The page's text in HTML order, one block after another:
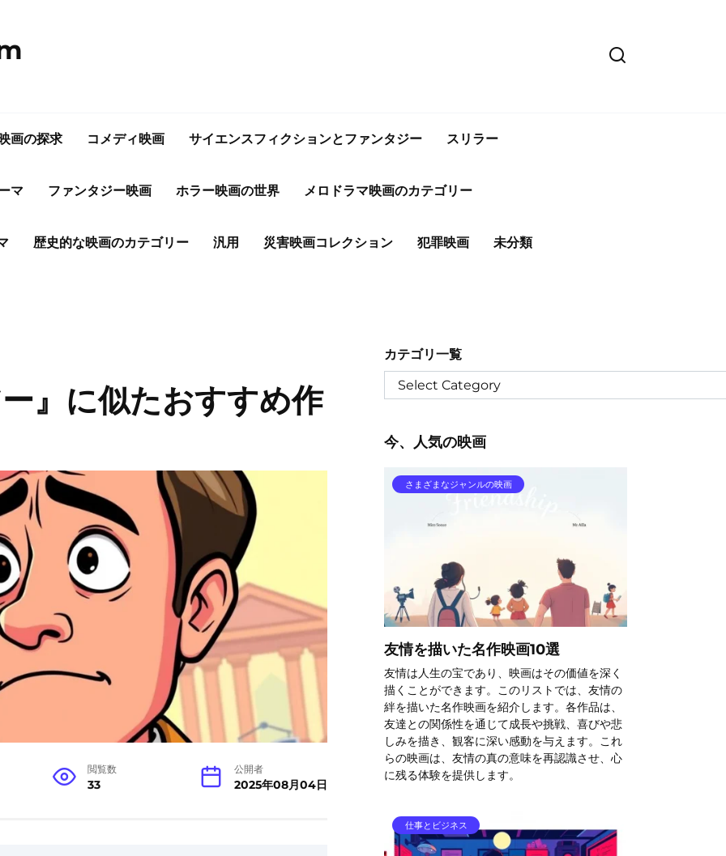
画の探求 コメディ映画 サイエンスフィクションとファンタジー スリラー
マ ファンタジー映画 ホラー映画の世界 メロドラマ映画のカテゴリー
歴史的な映画のカテゴリー 汎用 災害映画コレクション 犯罪映画 未分類
』に似たおすすめ作
閲覧数
33
公開者
2025年08月04日
カテゴリ一覧
今、人気の映画
さまざまなジャンルの映画
友情を描いた名作映画10選
友情は人生の宝であり、映画はその価値を深く
描くことができます。このリストでは、友情の
絆を描いた名作映画を紹介します。各作品は、
友達との関係性を通じて成長や挑戦、喜びや悲
しみを描き、観客に深い感動を与えます。これ
らの映画は、友情の真の意味を再認識させ、心
に残る体験を提供します。
仕事とビジネス